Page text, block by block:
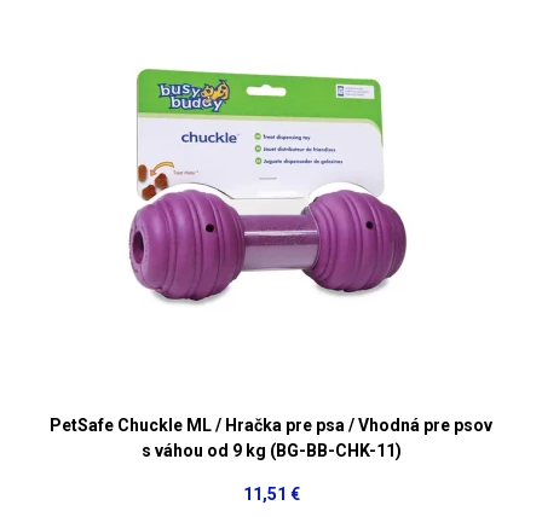
PetSafe Chuckle ML / Hračka pre psa / Vhodná pre psov
s váhou od 9 kg (BG-BB-CHK-11)
11,51 €